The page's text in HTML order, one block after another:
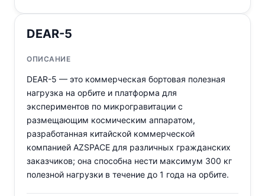
DEAR-5
ОПИСАНИЕ
DEAR-5 — это коммерческая бортовая полезная
нагрузка на орбите и платформа для
экспериментов по микрогравитации с
размещающим космическим аппаратом,
разработанная китайской коммерческой
компанией AZSPACE для различных гражданских
заказчиков; она способна нести максимум 300 кг
полезной нагрузки в течение до 1 года на орбите.